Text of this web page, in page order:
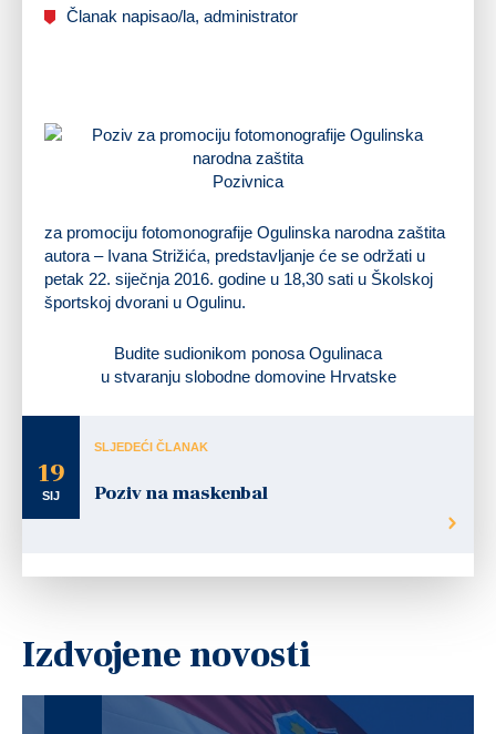
Članak napisao/la, administrator
Pozivnica
za promociju fotomonografije Ogulinska narodna zaštita
autora – Ivana Strižića, predstavljanje će se održati u
petak 22. siječnja 2016. godine u 18,30 sati u Školskoj
športskoj dvorani u Ogulinu.
Budite sudionikom ponosa Ogulinaca
u stvaranju slobodne domovine Hrvatske
19
SIJ
SLJEDEĆI ČLANAK
Poziv na maskenbal
Izdvojene novosti